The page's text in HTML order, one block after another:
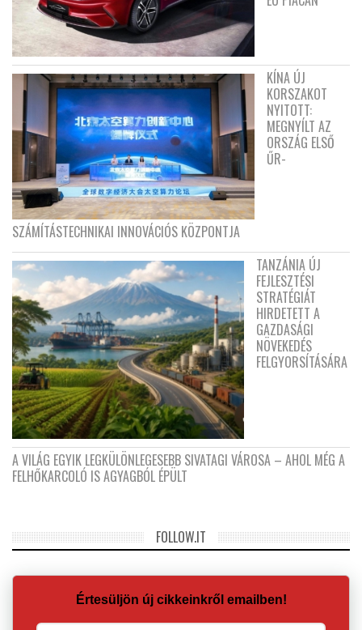
KÍNA ÚJ
KORSZAKOT
NYITOTT:
MEGNYÍLT AZ
ORSZÁG ELSŐ
ŰR-
SZÁMÍTÁSTECHNIKAI INNOVÁCIÓS KÖZPONTJA
TANZÁNIA ÚJ
FEJLESZTÉSI
STRATÉGIÁT
HIRDETETT A
GAZDASÁGI
NÖVEKEDÉS
FELGYORSÍTÁSÁRA
A VILÁG EGYIK LEGKÜLÖNLEGESEBB SIVATAGI VÁROSA – AHOL MÉG A
FELHŐKARCOLÓ IS AGYAGBÓL ÉPÜLT
FOLLOW.IT
Értesüljön új cikkeinkről emailben!